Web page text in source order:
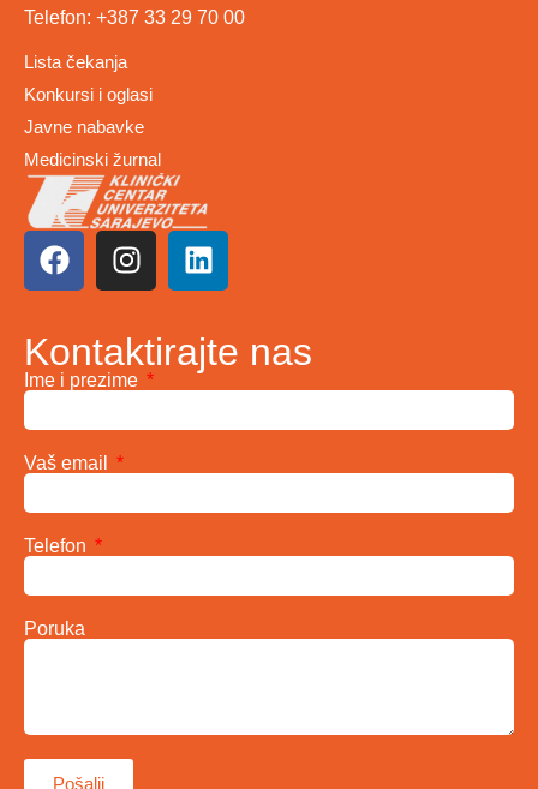
Telefon: +387 33 29 70 00
Lista čekanja
Konkursi i oglasi
Javne nabavke
Medicinski žurnal
Kontaktirajte nas
Ime i prezime
Vaš email
Telefon
Poruka
Pošalji